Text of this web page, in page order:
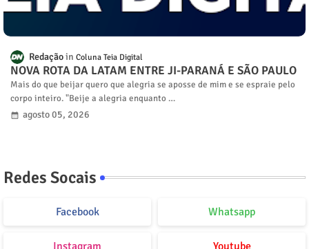
Redação Coluna Teia Digital
NOVA ROTA DA LATAM ENTRE JI-PARANÁ E SÃO PAULO
Mais do que beijar quero que alegria se aposse de mim e se espraie pelo
corpo inteiro. "Beije a alegria enquanto …
agosto 05, 2026
Redes Socais
Facebook Whatsapp